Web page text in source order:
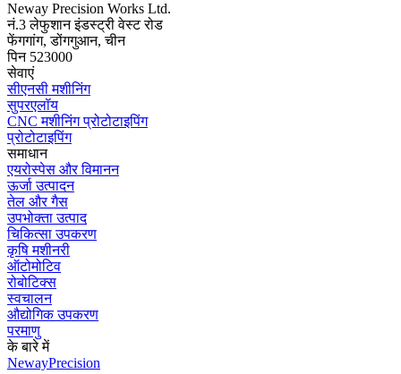
Neway Precision Works Ltd.
नं.3 लेफुशान इंडस्ट्री वेस्ट रोड
फेंगगांग, डोंगगुआन, चीन
पिन 523000
सेवाएं
सीएनसी मशीनिंग
सुपरएलॉय
CNC मशीनिंग प्रोटोटाइपिंग
प्रोटोटाइपिंग
समाधान
एयरोस्पेस और विमानन
ऊर्जा उत्पादन
तेल और गैस
उपभोक्ता उत्पाद
चिकित्सा उपकरण
कृषि मशीनरी
ऑटोमोटिव
रोबोटिक्स
स्वचालन
औद्योगिक उपकरण
परमाणु
के बारे में
NewayPrecision